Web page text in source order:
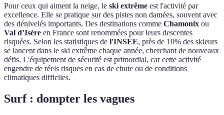
Pour ceux qui aiment la neige, le ski extrême est l'activité par
excellence. Elle se pratique sur des pistes non damées, souvent avec
des dénivelés importants. Des destinations comme Chamonix ou
Val d’Isère en France sont renommées pour leurs descentes
risquées. Selon les statistiques de l'INSEE, près de 10% des skieurs
se lancent dans le ski extrême chaque année, cherchant de nouveaux
défis. L'équipement de sécurité est primordial, car cette activité
engendre de réels risques en cas de chute ou de conditions
climatiques difficiles.
Surf : dompter les vagues